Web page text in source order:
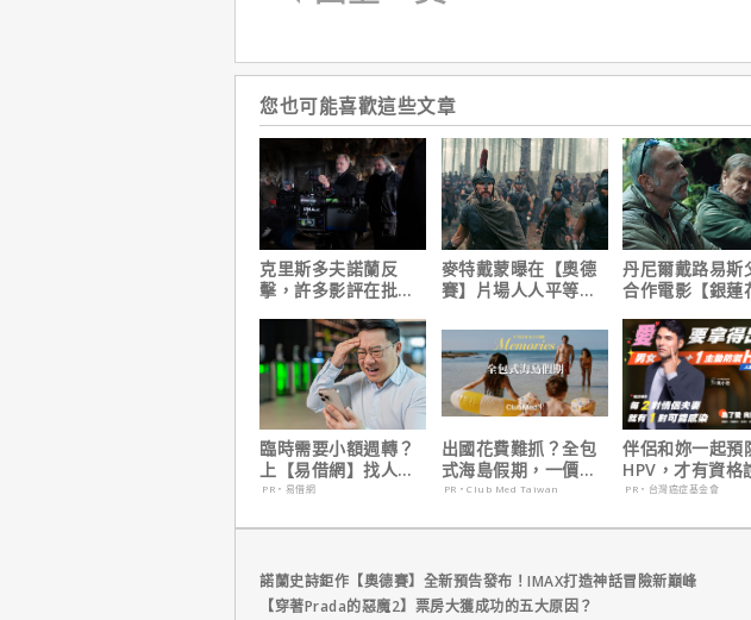
您也可能喜歡這些文章
克里斯多夫諾蘭反
擊，許多影評在批評
缺陷」！
麥特戴蒙曝在【奧德
賽】片場人人平等，
丹尼爾戴路易斯
合作電影【銀蓮
播推薦
臨時需要小額週轉？
上【易借網】找人
幫！資金快速到位
PR・易借網
出國花費難抓？全包
式海島假期，一價搞
定食宿玩樂，省錢更
PR・Club Med Taiwan
伴侶和妳一起預
HPV，才有資格
妳！
PR・台灣癌症基金會
諾蘭史詩鉅作【奧德賽】全新預告發布！IMAX打造神話冒險新巔峰
【穿著Prada的惡魔2】票房大獲成功的五大原因？